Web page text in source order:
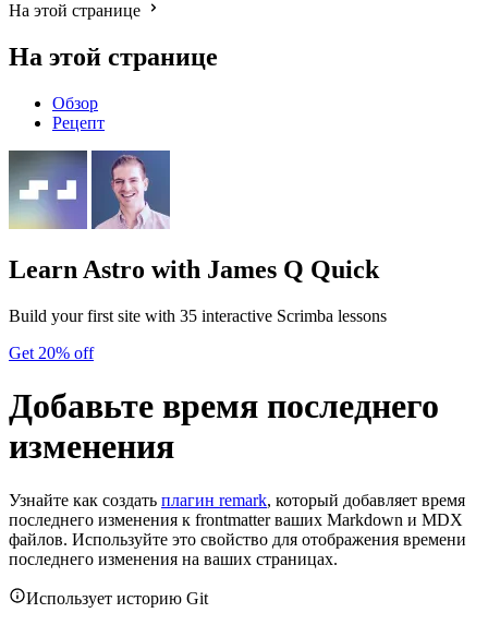
На этой странице
На этой странице
Обзор
Рецепт
Learn Astro with James Q Quick
Build your first site with 35 interactive Scrimba lessons
Get 20% off
Добавьте время последнего
изменения
Узнайте как создать плагин remark, который добавляет время
последнего изменения к frontmatter ваших Markdown и MDX
файлов. Используйте это свойство для отображения времени
последнего изменения на ваших страницах.
Использует историю Git